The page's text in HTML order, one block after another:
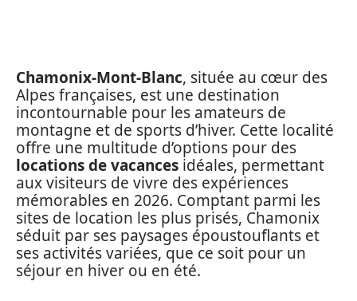
Chamonix-Mont-Blanc, située au cœur des
Alpes françaises, est une destination
incontournable pour les amateurs de
montagne et de sports d’hiver. Cette localité
offre une multitude d’options pour des
locations de vacances idéales, permettant
aux visiteurs de vivre des expériences
mémorables en 2026. Comptant parmi les
sites de location les plus prisés, Chamonix
séduit par ses paysages époustouflants et
ses activités variées, que ce soit pour un
séjour en hiver ou en été.